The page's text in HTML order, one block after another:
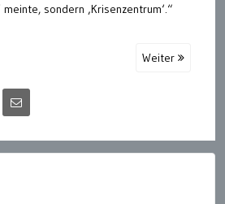
sondern ‚Krisenzentrum‘.“
Weiter